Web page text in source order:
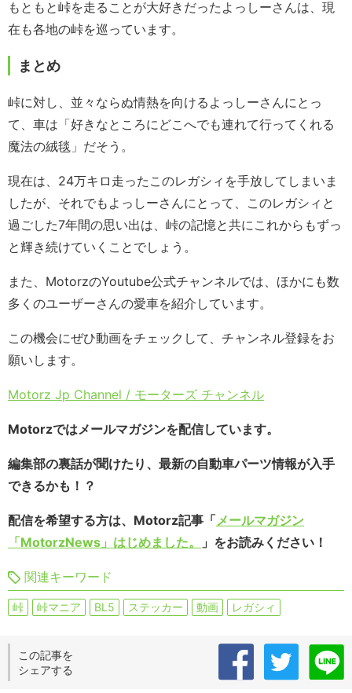
もともと峠を走ることが大好きだったよっしーさんは、現
在も各地の峠を巡っています。
まとめ
峠に対し、並々ならぬ情熱を向けるよっしーさんにとっ
て、車は「好きなところにどこへでも連れて行ってくれる
魔法の絨毯」だそう。
現在は、24万キロ走ったこのレガシィを手放してしまいま
したが、それでもよっしーさんにとって、このレガシィと
過ごした7年間の思い出は、峠の記憶と共にこれからもずっ
と輝き続けていくことでしょう。
また、MotorzのYoutube公式チャンネルでは、ほかにも数
多くのユーザーさんの愛車を紹介しています。
この機会にぜひ動画をチェックして、チャンネル登録をお
願いします。
Motorz Jp Channel / モーターズ チャンネル
Motorzではメールマガジンを配信しています。
編集部の裏話が聞けたり、最新の自動車パーツ情報が入手
できるかも！？
配信を希望する方は、Motorz記事「 メールマガジン
「MotorzNews」はじめました。
」をお読みください！
関連キーワード
峠 峠マニア BL5 ステッカー 動画 レガシィ
この記事を
シェアする